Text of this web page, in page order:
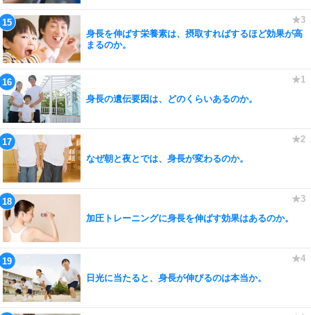
身長を伸ばす栄養素は、摂取すればするほど効果が高
まるのか。
身長の遺伝要因は、どのくらいあるのか。
なぜ朝と夜とでは、身長が変わるのか。
加圧トレーニングに身長を伸ばす効果はあるのか。
日光に当たると、身長が伸びるのは本当か。